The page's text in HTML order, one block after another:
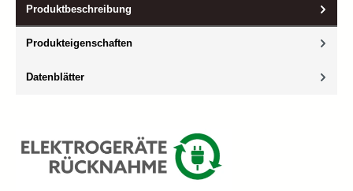
Produktbeschreibung
Produkteigenschaften
Datenblätter